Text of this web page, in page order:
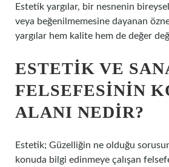
Estetik yargılar, bir nesnenin
veya beğenilmemesine dayanan
yargılar hem kalite hem de değer
ESTETIK VE
FELSEFESININ
ALANI NEDIR?
Estetik; Güzelliğin ne olduğu
konuda bilgi edinmeye çalışan